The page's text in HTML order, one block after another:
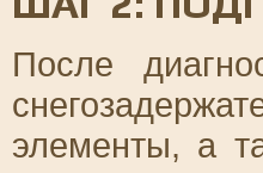
После
элементы, а